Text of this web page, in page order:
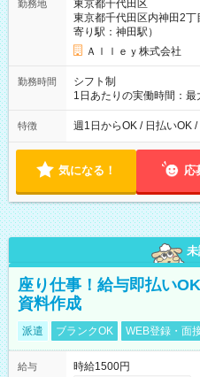
勤務地
東京都千代田区
東京都千代田区内神田2
寄り駅：神田駅）
Ａｌｌｅｙ株式会社
勤務時間
シフト制
1日あたりの実働時間：
実働時間：1-5時間 └上記
能！ └平日・土曜日の中
18:00 などのように
特徴 週1日からOK / 日払いOK
気になる！ 応
座り仕事！給与即払い
資料作成
派遣 ブランクOK WEB登録・面
給与
時給1500円